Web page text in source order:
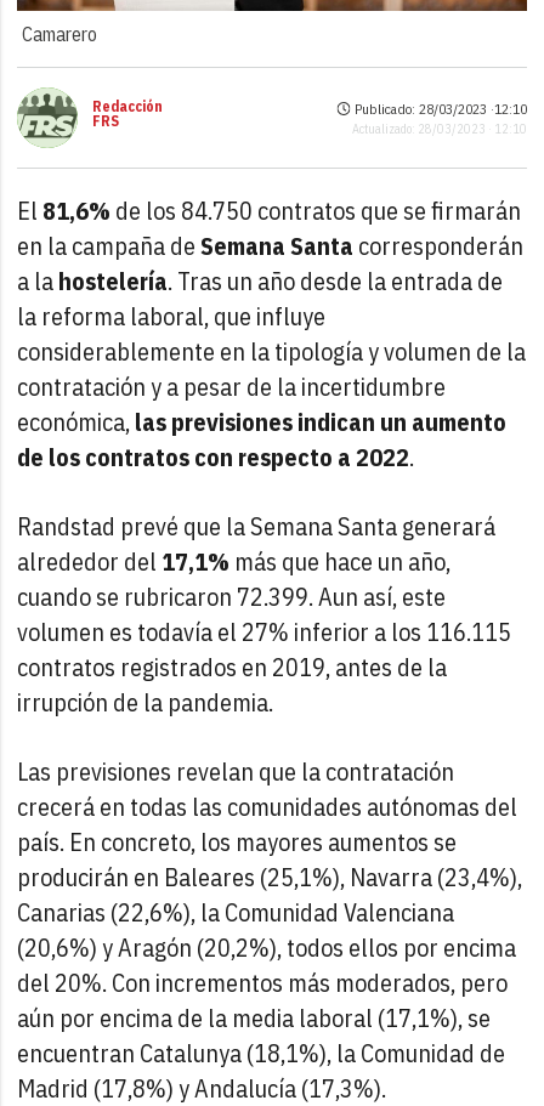
Camarero
Redacción
FRS
Publicado: 28/03/2023 ·12:10
Actualizado: 28/03/2023 · 12:10
El 81,6% de los 84.750 contratos que se firmarán
en la campaña deSemana Santa corresponderán
a lahostelería. Tras un año desde la entrada de
la reforma laboral, que influye
considerablemente en la tipología y volumen de la
contratación y a pesar de la incertidumbre
económica,las previsiones indican un aumento
de los contratos con respecto a 2022.
Randstad prevé que la Semana Santa generará
alrededor del 17,1% más que hace un año,
cuando se rubricaron 72.399. Aun así, este
volumen es todavía el 27% inferior a los 116.115
contratos registrados en 2019, antes de la
irrupción de la pandemia.
Las previsiones revelan que la contratación
crecerá en todas las comunidades autónomas del
país. En concreto, los mayores aumentos se
producirán en Baleares (25,1%), Navarra (23,4%),
Canarias (22,6%), la Comunidad Valenciana
(20,6%) y Aragón (20,2%), todos ellos por encima
del 20%. Con incrementos más moderados, pero
aún por encima de la media laboral (17,1%), se
encuentran Catalunya (18,1%), la Comunidad de
Madrid (17,8%) y Andalucía (17,3%).